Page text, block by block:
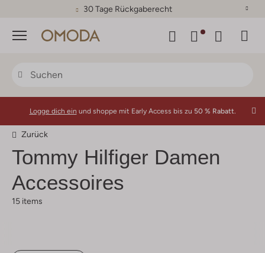
30 Tage Rückgaberecht
Menü
Logge dich ein und shoppe mit Early Access bis zu 50 % Rabatt.
Zurück
Tommy Hilfiger Damen
Accessoires
15 items